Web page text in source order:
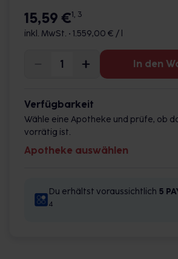
15,59 €1, 3
inkl. MwSt. • 1.559,00 € / l
In den
Verfügbarkeit
Wähle eine Apotheke und prüfe, ob
vorrätig ist.
Apotheke auswählen
Du erhältst voraussichtlich 5
4